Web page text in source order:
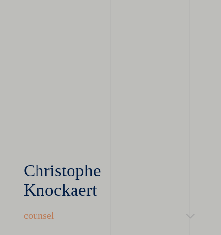
Christophe
Knockaert
counsel